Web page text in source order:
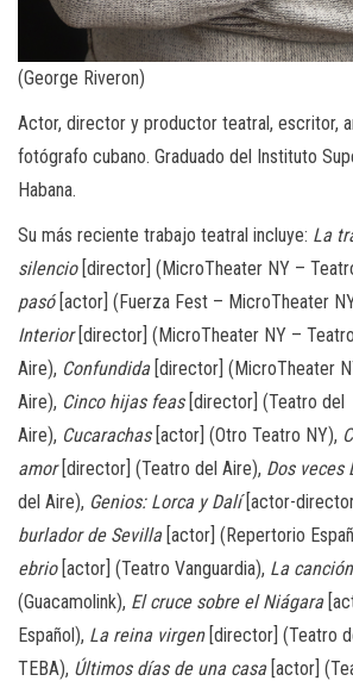
(George Riveron)
Actor, director y productor teatral, escritor,
fotógrafo cubano. Graduado del Instituto
Habana.
Su más reciente trabajo teatral incluye: La
silencio[director] (MicroTheater NY –
pasó[actor] (Fuerza Fest – MicroTheater
Interior [director] (MicroTheater NY –
Aire), Confundida[director] (MicroTheater
Aire), Cinco hijas feas[director] (Teatro del
Aire), Cucarachas[actor] (Otro Teatro NY),
amor[director] (Teatro del Aire), Dos veces
del Aire), Genios: Lorca y Dalí[actor-
burlador de Sevilla [actor] (Repertorio
ebrio[actor] (Teatro Vanguardia), La
(Guacamolink), El cruce sobre el Niágara
Español), La reina virgen[director] (Teatro
TEBA), Últimos días de una casa [actor]